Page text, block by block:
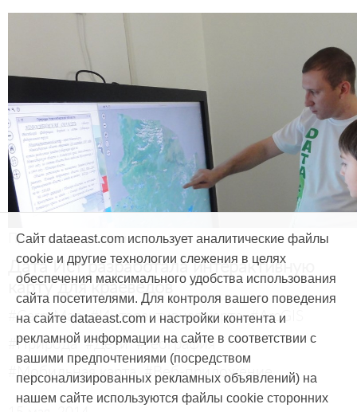
Продукты и услуги
Дата Ист разработала интерактивную
карту для краеведов
#CarryMap #Интерактивная карта #ArcGIS
#Природа #Дети #География
#Мобильная карта #Веб-приложение
Сайт dataeast.com использует аналитические файлы
cookie и другие технологии слежения в целях
обеспечения максимального удобства использования
сайта посетителями. Для контроля вашего поведения
на сайте dataeast.com и настройки контента и
рекламной информации на сайте в соответствии с
вашими предпочтениями (посредством
персонализированных рекламных объявлений) на
нашем сайте используются файлы cookie сторонних